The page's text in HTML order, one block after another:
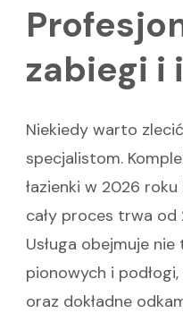
zabiegi i
Niekiedy warto
specjalistom.
łazienki w 2026 roku
cały proces trwa
Usługa obejmuje
pionowych i
oraz dokładne